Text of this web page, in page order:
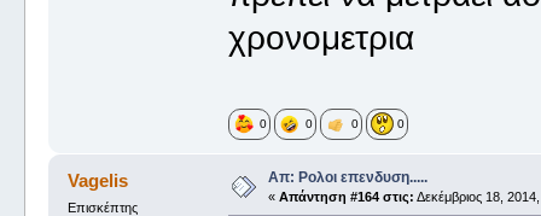
χρονομετρια
0 0 0 0
Vagelis
Επισκέπτης
Απ: Ρολοι επενδυση.....
« Απάντηση #164 στις: Δεκέμβριος 18,